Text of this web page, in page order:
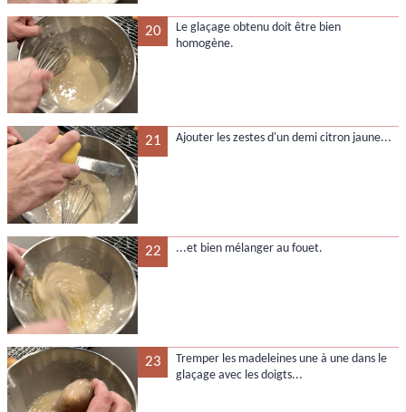
20
Le glaçage obtenu doit être bien
homogène.
21 Ajouter les zestes d'un demi citron jaune...
22 ...et bien mélanger au fouet.
23
Tremper les madeleines une à une dans le
glaçage avec les doigts...